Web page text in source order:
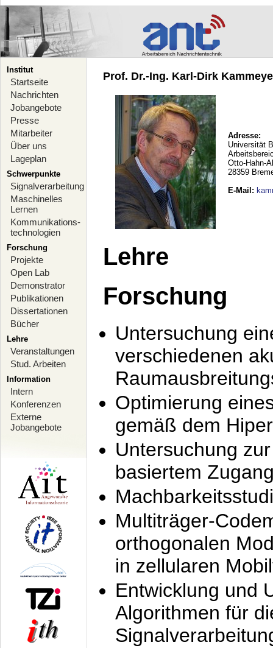
Institut
Startseite
Nachrichten
Jobangebote
Presse
Mitarbeiter
Über uns
Lageplan
Schwerpunkte
Signalverarbeitung
Maschinelles
Lernen
Kommunikations-
technologien
Forschung
Projekte
Open Lab
Demonstrator
Publikationen
Dissertationen
Bücher
Lehre
Veranstaltungen
Stud. Arbeiten
Information
Intern
Konferenzen
Externe
Jobangebote
Prof. Dr.-Ing. Karl-Dirk
Adresse:
Universität
Otto-Hahn-
28359
E-Mail :
Lehre
Forschung
Untersuchung
verschiedenen
Optimierung
gemäß dem
Untersuchung
basiertem
Multiträger-
orthogonalen
in zellularen
Entwicklung und
Algorithmen für